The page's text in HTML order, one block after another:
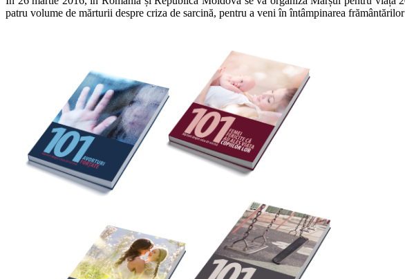
patru volume de mărturii despre criza de sarcină, pentru a veni în întâmpinarea